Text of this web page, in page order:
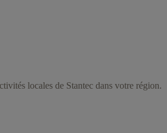
locales de Stantec dans votre région.